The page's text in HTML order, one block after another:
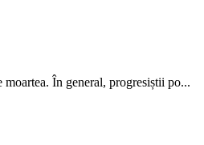
În general, progresiștii po...